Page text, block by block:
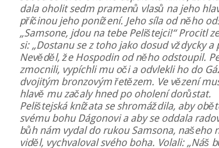
dala oholit sedm pramenů vlasů na jeho
příčinou jeho ponížení. Jeho síla od něho
„Samsone, jdou na tebe Pelištejci!“ Procitl
si: „Dostanu se z toho jako dosud vždycky a
Nevěděl, že Hospodin od něho odstoupil.
zmocnili, vypíchli mu oči a odvlekli ho do
dvojitým bronzovým řetězem. Ve vězení
hlavě mu začaly hned po oholení dorůstat.
Pelištejská knížata se shromáždila, aby
svému bohu Dágonovi a aby se oddala
bůh nám vydal do rukou Samsona, našeho
viděl, vychvaloval svého boha. Volali: „Náš